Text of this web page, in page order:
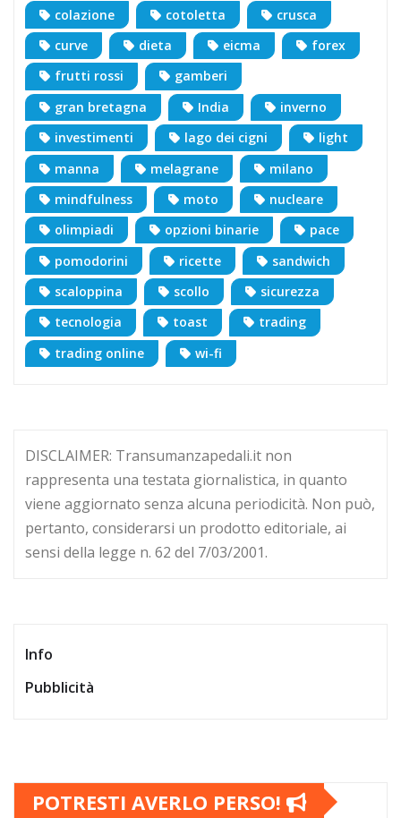
colazione
cotoletta
crusca
curve
dieta eicma
forex
frutti rossi
gamberi
gran bretagna
India
inverno
investimenti
lago dei cigni
light
manna
melagrane
milano
mindfulness
moto
nucleare
olimpiadi
opzioni binarie
pace
pomodorini
ricette
sandwich
scaloppina
scollo
sicurezza
tecnologia
toast
trading
trading online
wi-fi
DISCLAIMER: Transumanzapedali.it non
rappresenta una testata giornalistica, in quanto
viene aggiornato senza alcuna periodicità. Non può,
pertanto, considerarsi un prodotto editoriale, ai
sensi della legge n. 62 del 7/03/2001.
Info
Pubblicità
POTRESTI AVERLO PERSO!